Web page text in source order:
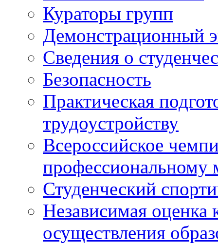
Кураторы групп
Демонстрационный
Сведения о
Безопасность
Практическая
трудоустройству
Всероссийское
профессиональному
Студенческий
Независимая оценка
осуществления